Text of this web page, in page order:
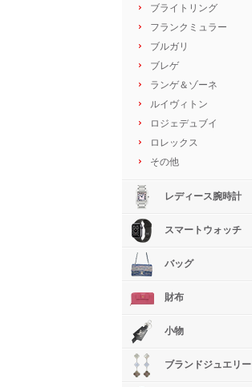
ブライトリング
フランクミュラー
ブルガリ
ブレゲ
ランゲ＆ゾーネ
ルイヴィトン
ロジェデュブイ
ロレックス
その他
レディース腕時計
スマートウォッチ
バッグ
財布
小物
ブランドジュエリー